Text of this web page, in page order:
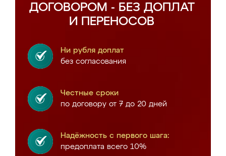
ДОГОВОРОМ - БЕЗ ДОПЛАТ
И ПЕРЕНОСОВ
Ни рубля доплат
без согласования
Честные сроки
по договору от 7 до 20 дней
Надёжность с первого шага:
предоплата всего 10%